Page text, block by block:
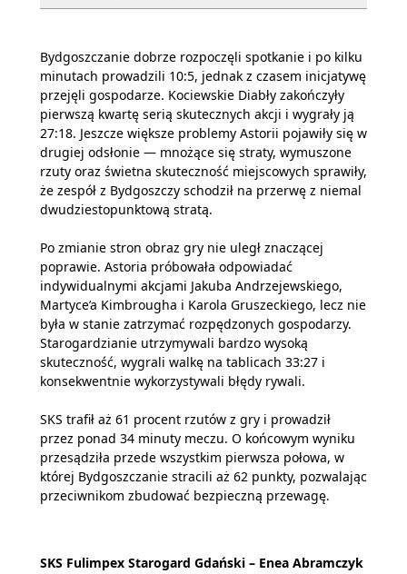
Bydgoszczanie dobrze rozpoczęli spotkanie i po kilku
minutach prowadzili 10:5, jednak z czasem inicjatywę
przejęli gospodarze. Kociewskie Diabły zakończyły
pierwszą kwartę serią skutecznych akcji i wygrały ją
27:18. Jeszcze większe problemy Astorii pojawiły się w
drugiej odsłonie — mnożące się straty, wymuszone
rzuty oraz świetna skuteczność miejscowych sprawiły,
że zespół z Bydgoszczy schodził na przerwę z niemal
dwudziestopunktową stratą.
Po zmianie stron obraz gry nie uległ znaczącej
poprawie. Astoria próbowała odpowiadać
indywidualnymi akcjami Jakuba Andrzejewskiego,
Martyce’a Kimbrougha i Karola Gruszeckiego, lecz nie
była w stanie zatrzymać rozpędzonych gospodarzy.
Starogardzianie utrzymywali bardzo wysoką
skuteczność, wygrali walkę na tablicach 33:27 i
konsekwentnie wykorzystywali błędy rywali.
SKS trafił aż 61 procent rzutów z gry i prowadził
przez ponad 34 minuty meczu. O końcowym wyniku
przesądziła przede wszystkim pierwsza połowa, w
której Bydgoszczanie stracili aż 62 punkty, pozwalając
przeciwnikom zbudować bezpieczną przewagę.
SKS Fulimpex Starogard Gdański – Enea Abramczyk